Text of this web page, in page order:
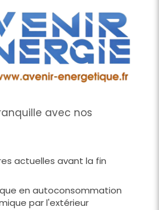
avec nos
actuelles avant la fin
en autoconsommation
par l'extérieur